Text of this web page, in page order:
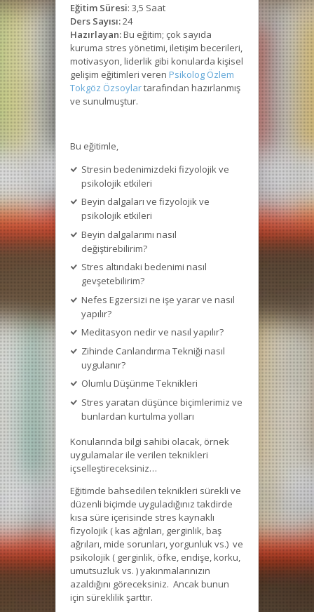
Eğitim Süresi: 3,5 Saat
Ders Sayısı:24
Hazırlayan:Bu eğitim; çok sayıda
kuruma stres yönetimi, iletişim becerileri,
motivasyon, liderlik gibi konularda kişisel
gelişim eğitimleri veren Psikolog Özlem
Tokgöz Özsoylartarafından hazırlanmış
ve sunulmuştur.
Bu eğitimle,
Stresin bedenimizdeki fizyolojik ve
psikolojik etkileri
Beyin dalgaları ve fizyolojik ve
psikolojik etkileri
Beyin dalgalarımı nasıl
değiştirebilirim?
Stres altındaki bedenimi nasıl
gevşetebilirim?
Nefes Egzersizi ne işe yarar ve nasıl
yapılır?
Meditasyon nedir ve nasıl yapılır?
Zihinde Canlandırma Tekniği nasıl
uygulanır?
Olumlu Düşünme Teknikleri
Stres yaratan düşünce biçimlerimiz ve
bunlardan kurtulma yolları
Konularında bilgi sahibi olacak, örnek
uygulamalar ile verilen teknikleri
içselleştireceksiniz…
Eğitimde bahsedilen teknikleri sürekli ve
düzenli biçimde uyguladığınız takdirde
kısa süre içerisinde stres kaynaklı
fizyolojik ( kas ağrıları, gerginlik, baş
ağrıları, mide sorunları, yorgunluk vs.) ve
psikolojik ( gerginlik, öfke, endişe, korku,
umutsuzluk vs. ) yakınmalarınızın
azaldığını göreceksiniz. Ancak bunun
için süreklilik şarttır.